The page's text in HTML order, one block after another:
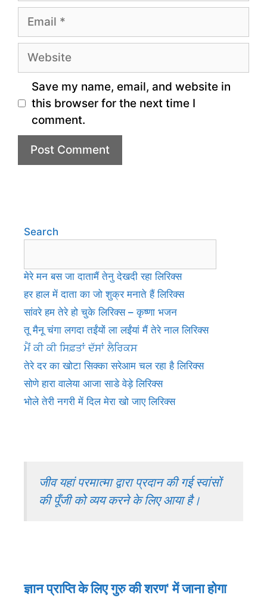
Email
Website
Save my name, email, and website in
this browser for the next time I
comment.
Search
मेरे मन बस जा दातामैं तेनु देखदी रहा लिरिक्स
हर हाल में दाता का जो शुक्र मनाते हैं लिरिक्स
सांवरे हम तेरे हो चुके लिरिक्स – कृष्णा भजन
तू मैनू चंगा लगदा तईंयों ला लईंयां मैं तेरे नाल लिरिक्स
ਮੈਂ ਕੀ ਕੀ ਸਿਫ਼ਤਾਂ ਦੱਸਾਂ ਲੈਰਿਕਸ
तेरे दर का खोटा सिक्का सरेआम चल रहा है लिरिक्स
सोणे हारा वालेया आजा साडे वेड़े लिरिक्स
भोले तेरी नगरी में दिल मेरा खो जाए लिरिक्स
जीव यहां परमात्मा द्वारा प्रदान की गई स्वांसों
की पूँजी को व्यय करने के लिए आया है।
ज्ञान प्राप्ति के लिए गुरु की शरण' में जाना होगा